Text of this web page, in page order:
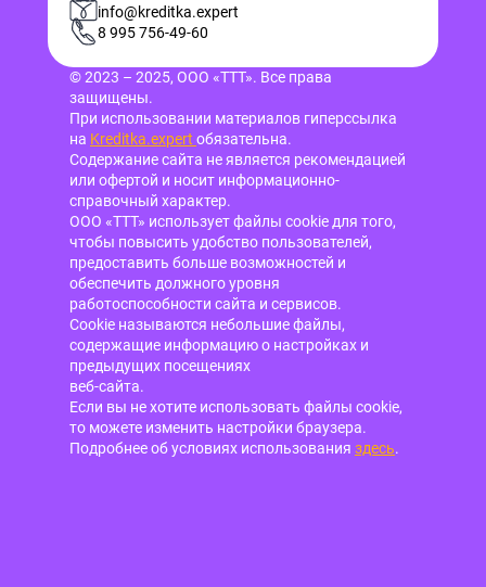
info@kreditka.expert
8 995 756-49-60
© 2023 – 2025, ООО «ТТТ». Все права
защищены.
При использовании материалов гиперссылка
на Kreditka.expert обязательна.
Содержание сайта не является рекомендацией
или офертой и носит информационно-
справочный характер.
ООО «ТТТ» использует файлы cookie для того,
чтобы повысить удобство пользователей,
предоставить больше возможностей и
обеспечить должного уровня
работоспособности сайта и сервисов.
Cookie называются небольшие файлы,
содержащие информацию о настройках и
предыдущих посещениях
веб-сайта.
Если вы не хотите использовать файлы cookie,
то можете изменить настройки браузера.
Подробнее об условиях использования здесь.